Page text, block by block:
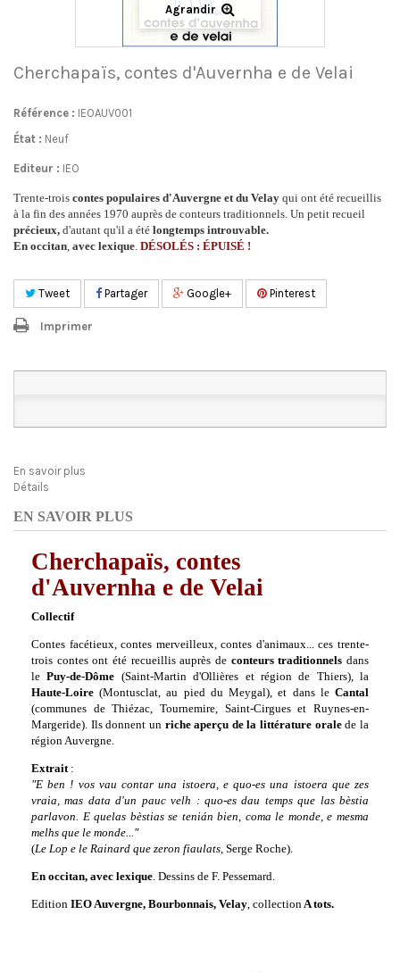
Agrandir
Cherchapaïs, contes d'Auvernha e de Velai
Référence : IEOAUV001
État : Neuf
Editeur : IEO
Trente-trois contes populaires d'Auvergne et du Velay qui ont été recueillis
à la fin des années 1970 auprès de conteurs traditionnels. Un petit recueil
précieux, d'autant qu'il a été longtemps introuvable.
En occitan, avec lexique. DÉSOLÉS : ÉPUISÉ !
Tweet Partager Google+ Pinterest
Imprimer
En savoir plus
Détails
EN SAVOIR PLUS
Cherchapaïs, contes
d'Auvernha e de Velai
Collectif
Contes facétieux, contes merveilleux, contes d'animaux... ces trente-
trois contes ont été recueillis auprès de conteurs traditionnels dans
lePuy-de-Dôme (Saint-Martin d'Ollières et région de Thiers), la
Haute-Loire (Montusclat, au pied du Meygal), et dans le Cantal
(communes de Thiézac, Tournemire, Saint-Cirgues et Ruynes-en-
Margeride). Ils donnent un riche aperçu de la littérature oralede la
région Auvergne.
Extrait:
"E ben ! vos vau contar una istoera, e quo-es una istoera que zes
vraia, mas data d'un pauc velh : quo-es dau temps que las bèstia
parlavon. E quelas bèstias se tenián bien, coma le monde, e mesma
melhs que le monde..."
(Le Lop e le Rainard que zeron fiaulats, Serge Roche).
En occitan, avec lexique. Dessins de F. Pessemard.
Edition IEO Auvergne, Bourbonnais, Velay, collectionA tots.